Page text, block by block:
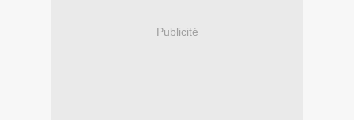
Publicité